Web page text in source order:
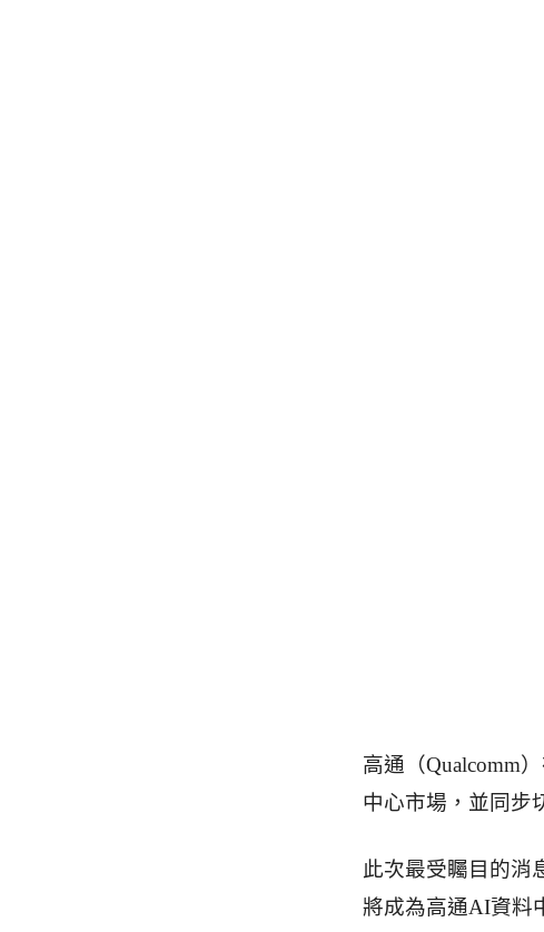
高通（Qualcomm
中心市場，並同步
此次最受矚目的消
將成為高通AI資料